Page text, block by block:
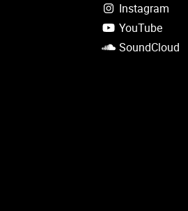
Instagram
YouTube
SoundCloud